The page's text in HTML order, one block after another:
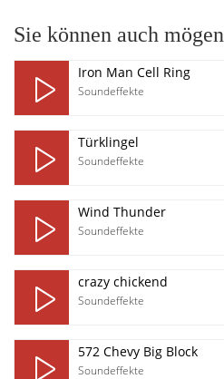
Sie können auch mögen
Iron Man Cell Ring
Soundeffekte
Türklingel
Soundeffekte
Wind Thunder
Soundeffekte
crazy chickend
Soundeffekte
572 Chevy Big Block
Soundeffekte